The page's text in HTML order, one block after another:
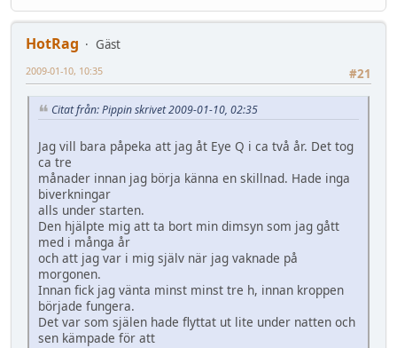
HotRag
Gäst
#21
2009-01-10, 10:35
Citat från: Pippin skrivet 2009-01-10, 02:35
Jag vill bara påpeka att jag åt Eye Q i ca två år. Det tog
ca tre
månader innan jag börja känna en skillnad. Hade inga
biverkningar
alls under starten.
Den hjälpte mig att ta bort min dimsyn som jag gått
med i många år
och att jag var i mig själv när jag vaknade på
morgonen.
Innan fick jag vänta minst minst tre h, innan kroppen
började fungera.
Det var som själen hade flyttat ut lite under natten och
sen kämpade för att